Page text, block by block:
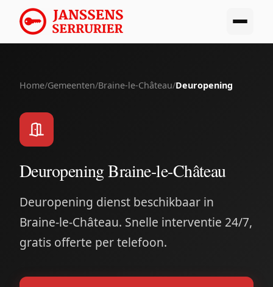
Home/Gemeenten/Braine-le-Château/Deuropening
Deuropening Braine-le-Château
Deuropening dienst beschikbaar in
Braine-le-Château. Snelle interventie 24/7,
gratis offerte per telefoon.